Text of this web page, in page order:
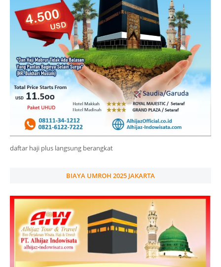
daftar haji plus langsung berangkat
BIAYA UMROH 2025 JAKARTA